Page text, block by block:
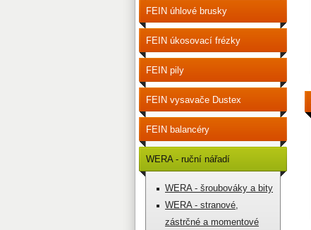
FEIN úhlové brusky
FEIN úkosovací frézky
FEIN pily
FEIN vysavače Dustex
FEIN balancéry
WERA - ruční nářadí
WERA - šroubováky a bity
WERA - stranové,
zástrčné a momentové